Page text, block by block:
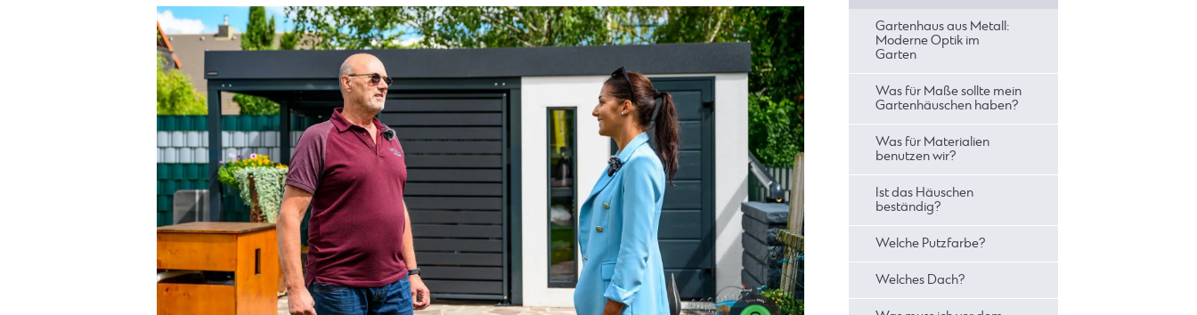
Gartenhaus aus Metall:
Moderne Optik im
Garten
Was für Maße sollte mein
Gartenhäuschen haben?
Was für Materialien
benutzen wir?
Ist das Häuschen
beständig?
Welche Putzfarbe?
Welches Dach?